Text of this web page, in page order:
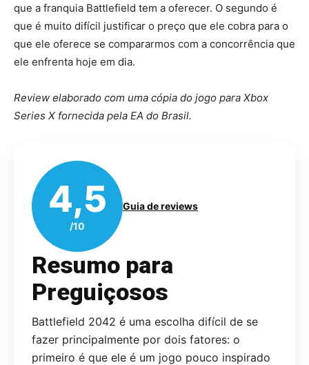
que a franquia Battlefield tem a oferecer. O segundo é
que é muito difícil justificar o preço que ele cobra para o
que ele oferece se compararmos com a concorrência que
ele enfrenta hoje em dia.
Review elaborado com uma cópia do jogo para Xbox
Series X fornecida pela EA do Brasil.
4,5
/10
Guia de reviews
Resumo para
Preguiçosos
Battlefield 2042 é uma escolha difícil de se
fazer principalmente por dois fatores: o
primeiro é que ele é um jogo pouco inspirado